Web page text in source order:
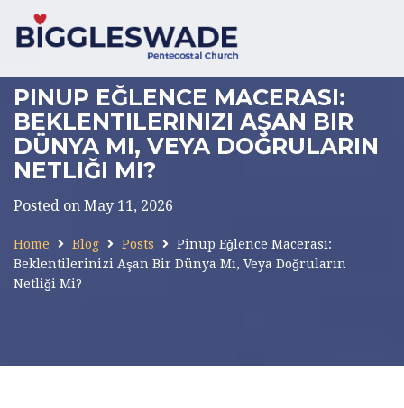
PINUP EĞLENCE MACERASI:
BEKLENTILERINIZI AŞAN BIR
DÜNYA MI, VEYA DOĞRULARIN
NETLIĞI MI?
Posted on May 11, 2026
Home Blog Posts
Pinup Eğlence Macerası:
Beklentilerinizi Aşan Bir Dünya Mı, Veya Doğruların
Netliği Mi?